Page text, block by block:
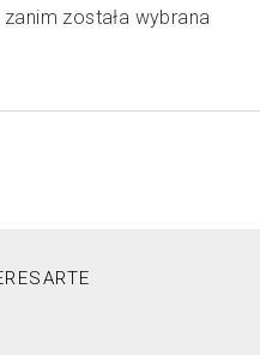
została wybrana